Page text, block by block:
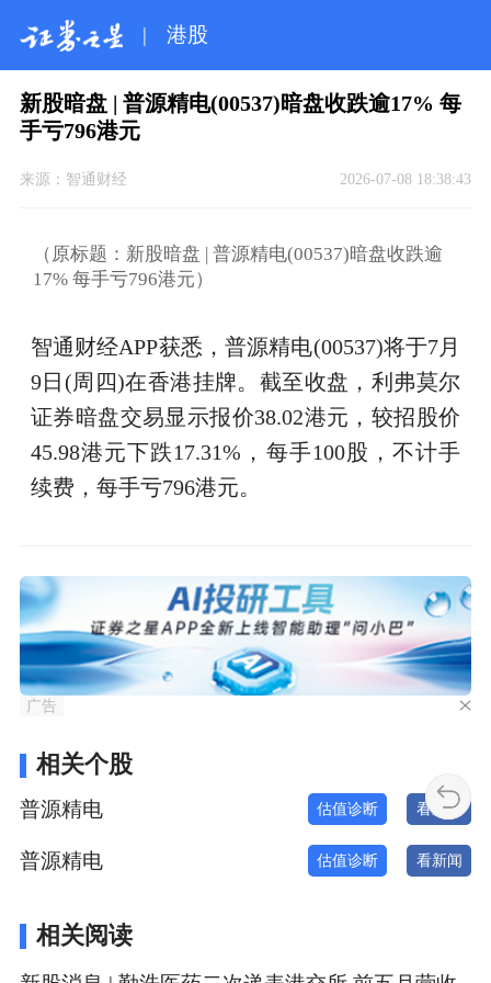
| 港股
新股暗盘 | 普源精电(00537)暗盘收跌逾17% 每
手亏796港元
来源： 智通财经 2026-07-08 18:38:43
（原标题：新股暗盘 | 普源精电(00537)暗盘收跌逾
17% 每手亏796港元）
智通财经APP获悉，普源精电(00537)将于7月
9日(周四)在香港挂牌。截至收盘，利弗莫尔
证券暗盘交易显示报价38.02港元，较招股价
45.98港元下跌17.31%，每手100股，不计手
续费，每手亏796港元。
广告
相关个股
普源精电 估值诊断 看新闻
普源精电 估值诊断 看新闻
相关阅读